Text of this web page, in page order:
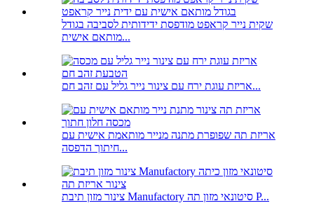
שקית נייר קראפט מודפסת ידידותית לסביבה בגודל
מותאם אישית...
אריזת עוגת ירח עם צינור נייר גליל עם זהב חם...
אריזת תה שפופרת מתנה מנייר מותאמת אישית עם
חיתוך הדפסה...
צינור מזון תיבת Manufactory סיטונאי מזון תה P...